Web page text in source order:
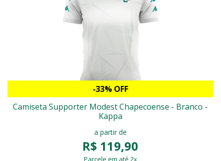
-33% OFF
Camiseta Supporter Modest Chapecoense - Branco -
Kappa
a partir de
R$ 119,90
Parcele em até 2x